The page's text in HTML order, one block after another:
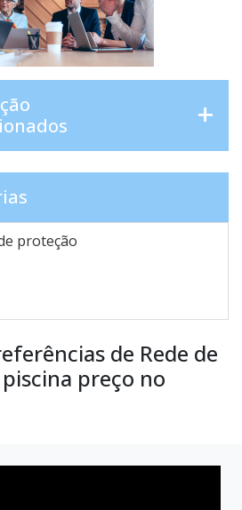
proteção
de Rede de
preço no